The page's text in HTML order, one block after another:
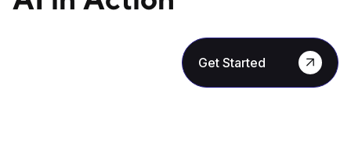
Get Started